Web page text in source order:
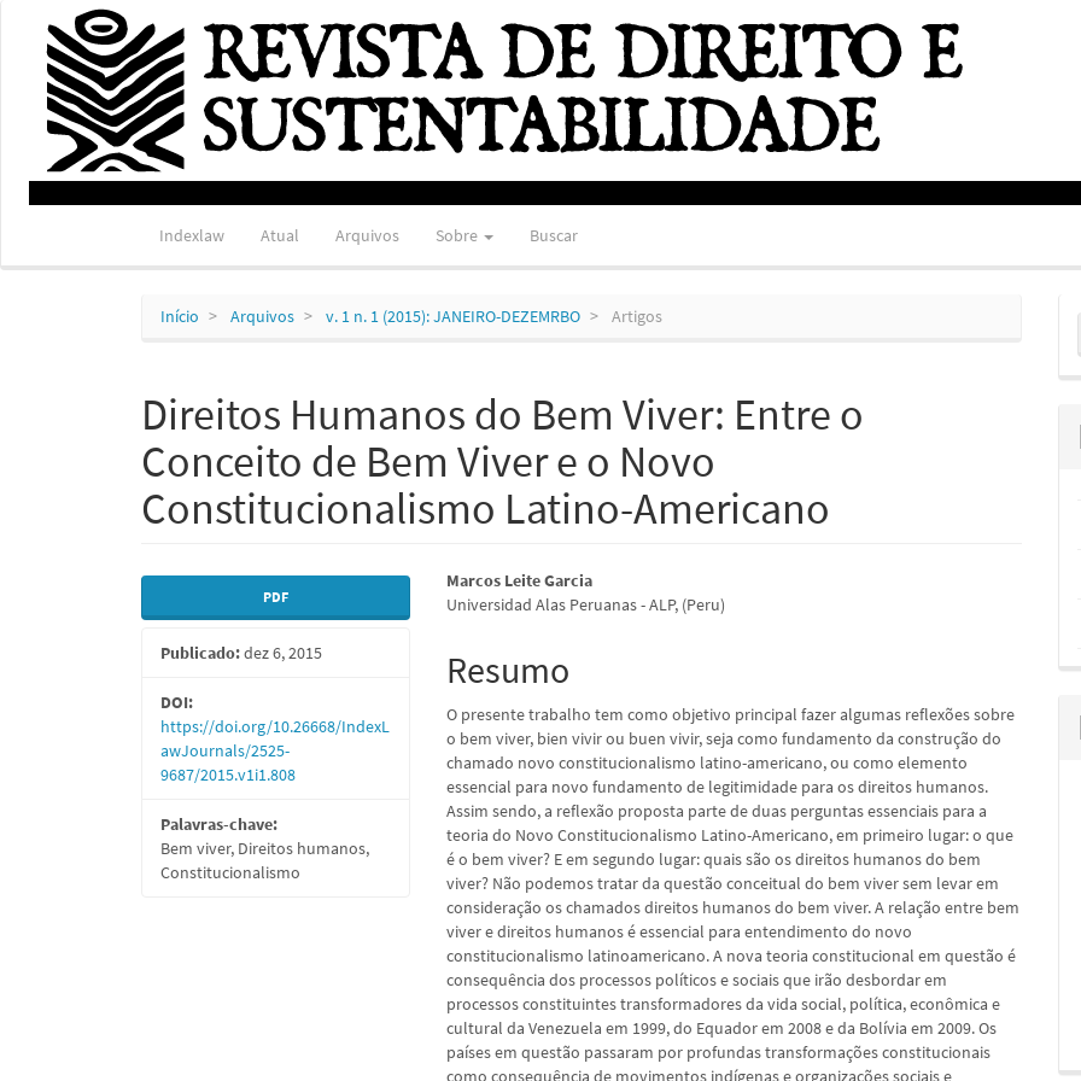
Navegação
Principal
Conteúdo
principal
Barra
Lateral
Indexlaw Atual Arquivos Sobre Buscar
Início Arquivos v. 1 n. 1 (2015): JANEIRO-DEZEMRBO Artigos
Direitos Humanos do Bem Viver: Entre o
Conceito de Bem Viver e o Novo
Constitucionalismo Latino-Americano
Barra
lateral
de
artigos
PDF
Publicado:dez 6, 2015
DOI:
https://doi.org/10.26668/IndexL
awJournals/2525-
9687/2015.v1i1.808
Palavras-chave:
Bem viver, Direitos humanos,
Constitucionalismo
Conteúdo
do
artigo
principal
Marcos Leite Garcia
Universidad Alas Peruanas - ALP, (Peru)
Resumo
O presente trabalho tem como objetivo principal fazer algumas reflexões sobre
o bem viver, bien vivir ou buen vivir, seja como fundamento da construção do
chamado novo constitucionalismo latino-americano, ou como elemento
essencial para novo fundamento de legitimidade para os direitos humanos.
Assim sendo, a reflexão proposta parte de duas perguntas essenciais para a
teoria do Novo Constitucionalismo Latino-Americano, em primeiro lugar: o que
é o bem viver? E em segundo lugar: quais são os direitos humanos do bem
viver? Não podemos tratar da questão conceitual do bem viver sem levar em
consideração os chamados direitos humanos do bem viver. A relação entre bem
viver e direitos humanos é essencial para entendimento do novo
constitucionalismo latinoamericano. A nova teoria constitucional em questão é
consequência dos processos políticos e sociais que irão desbordar em
processos constituintes transformadores da vida social, política, econômica e
cultural da Venezuela em 1999, do Equador em 2008 e da Bolívia em 2009. Os
países em questão passaram por profundas transformações constitucionais
como consequência de movimentos indígenas e organizações sociais e